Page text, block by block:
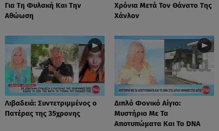
Για Τη Φυλακή Και Την
Αθώωση
Χρόνια Μετά Τον Θάνατο Της
Χάνλον
Λιβαδειά: Συντετριμμένος ο
Πατέρας της 35χρονης
Διπλό Φονικό Αίγιο:
Μυστήριο Με Τα
Αποτυπώματα Και Το DNA